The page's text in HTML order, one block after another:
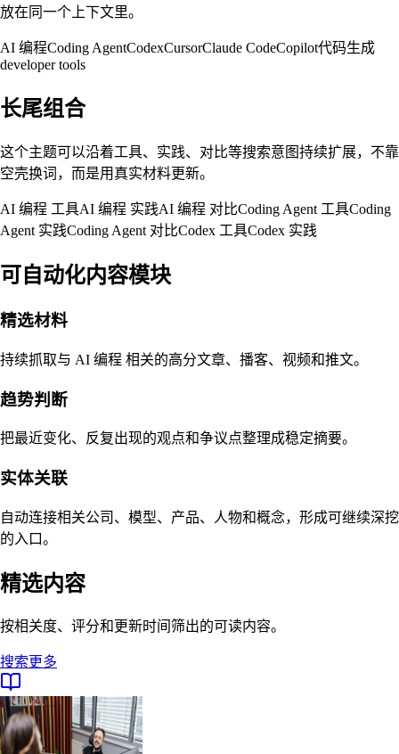
放在同一个上下文里。
AI 编程Coding AgentCodexCursorClaude CodeCopilot代码生成
developer tools
长尾组合
这个主题可以沿着工具、实践、对比等搜索意图持续扩展，不靠
空壳换词，而是用真实材料更新。
AI 编程 工具AI 编程 实践AI 编程 对比Coding Agent 工具Coding
Agent 实践Coding Agent 对比Codex 工具Codex 实践
可自动化内容模块
精选材料
持续抓取与 AI 编程 相关的高分文章、播客、视频和推文。
趋势判断
把最近变化、反复出现的观点和争议点整理成稳定摘要。
实体关联
自动连接相关公司、模型、产品、人物和概念，形成可继续深挖
的入口。
精选内容
按相关度、评分和更新时间筛出的可读内容。
搜索更多